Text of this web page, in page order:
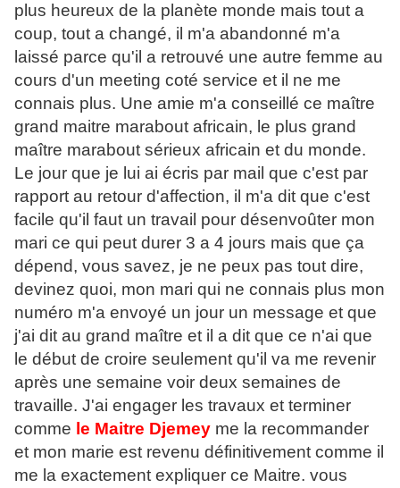
plus heureux de la planète monde mais tout a
coup, tout a changé, il m'a abandonné m'a
laissé parce qu'il a retrouvé une autre femme au
cours d'un meeting coté service et il ne me
connais plus. Une amie m'a conseillé ce maître
grand maitre marabout africain, le plus grand
maître marabout sérieux africain et du monde.
Le jour que je lui ai écris par mail que c'est par
rapport au retour d'affection, il m'a dit que c'est
facile qu'il faut un travail pour désenvoûter mon
mari ce qui peut durer 3 a 4 jours mais que ça
dépend, vous savez, je ne peux pas tout dire,
devinez quoi, mon mari qui ne connais plus mon
numéro m'a envoyé un jour un message et que
j'ai dit au grand maître et il a dit que ce n'ai que
le début de croire seulement qu'il va me revenir
après une semaine voir deux semaines de
travaille. J'ai engager les travaux et terminer
comme le Maitre Djemey me la recommander
et mon marie est revenu définitivement comme il
me la exactement expliquer ce Maitre. vous